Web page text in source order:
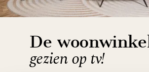
De
gezien op tv!